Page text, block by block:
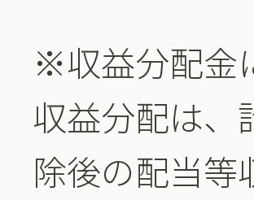
※収益分配金
収益分配は、
除後の配当等